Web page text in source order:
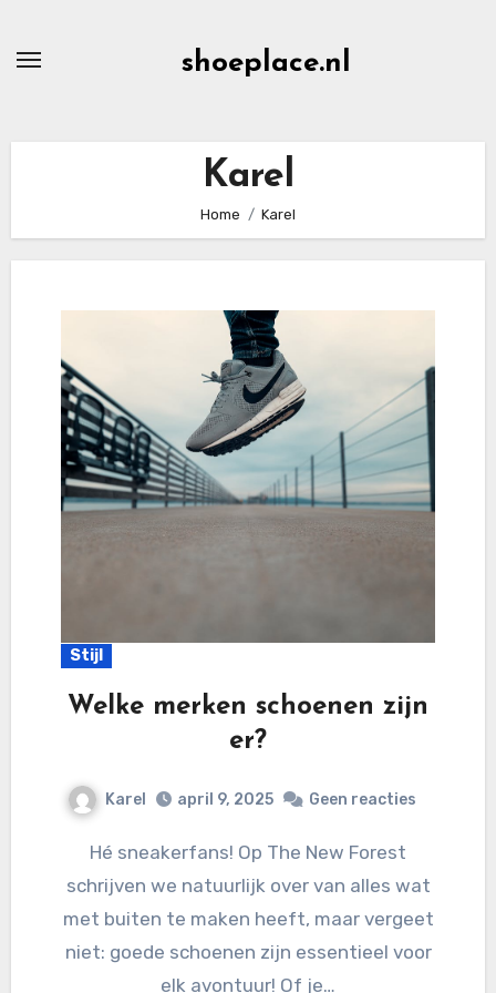
shoeplace.nl
Karel
Home Karel
Stijl
Welke merken schoenen zijn
er?
Karel april 9, 2025 Geen reacties
Hé sneakerfans! Op The New Forest
schrijven we natuurlijk over van alles wat
met buiten te maken heeft, maar vergeet
niet: goede schoenen zijn essentieel voor
elk avontuur! Of je…